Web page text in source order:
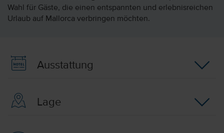
Wahl für Gäste, die einen entspannten und erlebnisreichen
Urlaub auf Mallorca verbringen möchten.
Ausstattung
Lage